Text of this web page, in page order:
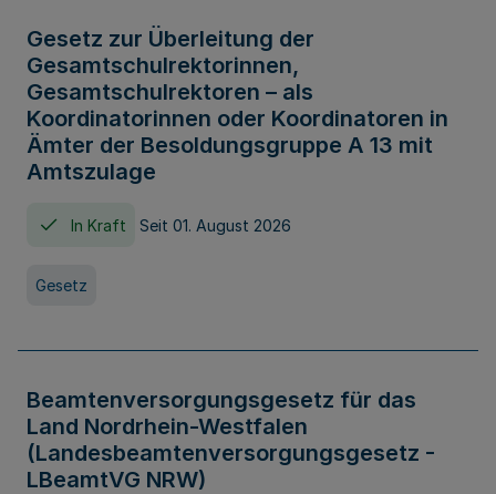
Gesetz zur Überleitung der
Gesamtschulrektorinnen,
Gesamtschulrektoren – als
Koordinatorinnen oder Koordinatoren in
Ämter der Besoldungsgruppe A 13 mit
Amtszulage
In Kraft Seit 01. August 2026
Gesetz
Beamtenversorgungsgesetz für das
Land Nordrhein-Westfalen
(Landesbeamtenversorgungsgesetz -
LBeamtVG NRW)